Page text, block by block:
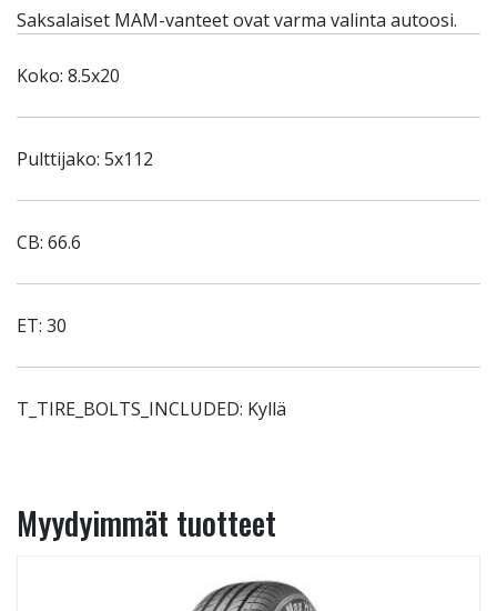
Saksalaiset MAM-vanteet ovat varma valinta autoosi.
Koko: 8.5x20
Pulttijako: 5x112
CB: 66.6
ET: 30
T_TIRE_BOLTS_INCLUDED: Kyllä
Myydyimmät tuotteet